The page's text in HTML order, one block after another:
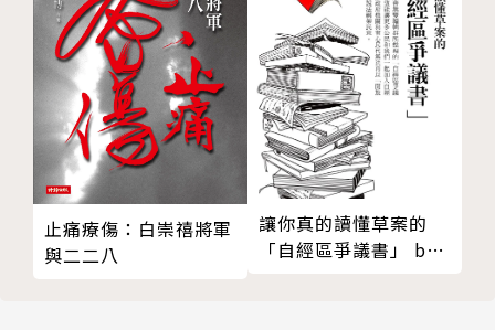
不過尚稱多元，呈現了各方對這次運動的多樣理解與評
價。各篇之間多有扞格齟齬，頌揚與批評並容，所見與
所蔽互補，也正反映了台灣社會對於這個運動的不同認
知。《思想》並不是學報，作者們在敘述與分析之外，
有充分的機會表達自己的立場；不過本刊也不是運動刊
物，所以我們並不需要固守某種特定立場。我們眼中的
重要問題是：如何認識這場運動的產生背景與支撐的動
力？如何理解參與者的嚮往與局限？如何面對運動所帶
來的後續效應？以及──最重要的──這場劃時代的運
止痛療傷：白崇禧將軍
與二二八
讓你真的讀懂草案的
「自經區爭議書」 by